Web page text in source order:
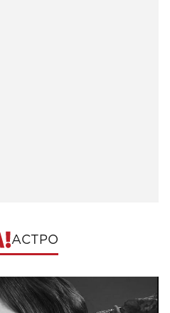
АСТРО